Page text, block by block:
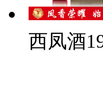
西凤酒